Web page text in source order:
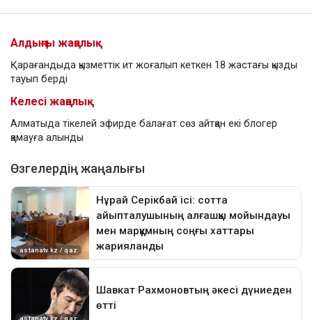
Алдыңғы жаңалық
Қарағандыда қызметтік ит жоғалып кеткен 18 жастағы қызды
тауып берді
Келесі жаңалық
Алматыда тікелей эфирде балағат сөз айтқан екі блогер
қамауға алынды